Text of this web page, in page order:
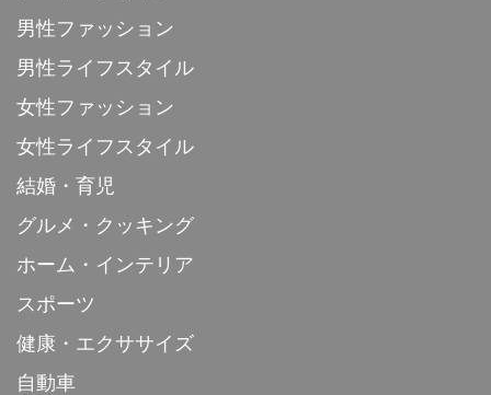
男性ファッション
男性ライフスタイル
女性ファッション
女性ライフスタイル
結婚・育児
グルメ・クッキング
ホーム・インテリア
スポーツ
健康・エクササイズ
自動車